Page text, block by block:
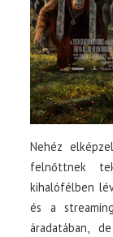
Nehéz
felnőttnek
kihalófélben
és a
áradatában,